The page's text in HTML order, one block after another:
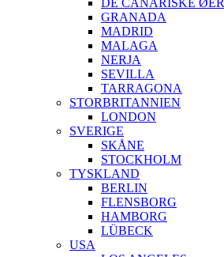
DE CANARISKE ØER
GRANADA
MADRID
MALAGA
NERJA
SEVILLA
TARRAGONA
STORBRITANNIEN
LONDON
SVERIGE
SKÅNE
STOCKHOLM
TYSKLAND
BERLIN
FLENSBORG
HAMBORG
LÜBECK
USA